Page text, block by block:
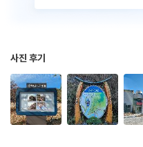
사진 후기